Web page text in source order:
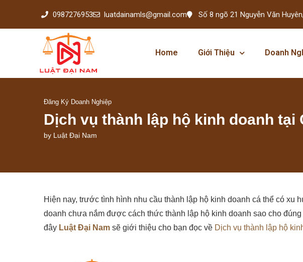
0987276953 luatdainamls@gmail.com Số 8 ngõ 21 Nguyễn Văn
Home Giới Thiệu Doanh
Đăng Ký Doanh Nghiệp
Dịch vụ thành lập hộ kinh doanh tại
by Luật Đại Nam
Hiện nay, trước tình hình nhu cầu thành lập hộ kinh doanh cá thể có xu
doanh chưa nắm được cách thức thành lập hộ kinh doanh sao cho
đây Luật Đại Nam sẽ giới thiệu cho bạn đọc về Dịch vụ thành lập hộ